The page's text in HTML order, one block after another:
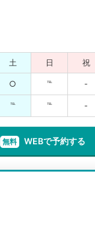
土 日 祝
○ ℡ -
℡ ℡ -
無料 WEBで予約する